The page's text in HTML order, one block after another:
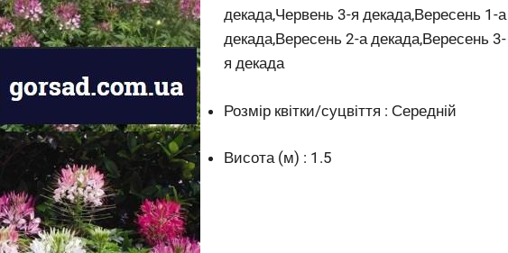
декада,Червень 3-я декада,Вересень 1-а
декада,Вересень 2-а декада,Вересень 3-
я декада
Розмір квітки/суцвіття : Середній
Висота (м) : 1.5